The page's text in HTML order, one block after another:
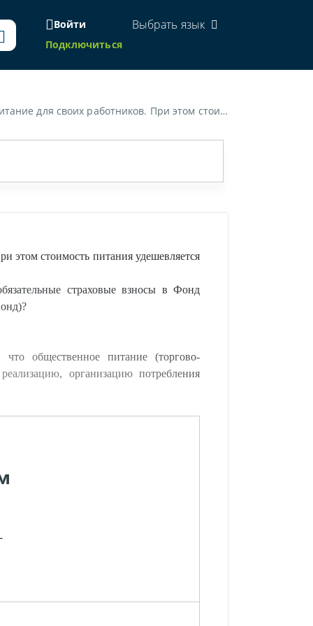
Войти
Подключиться
Выбрать язык
обязательные страховые взносы в Фонд социальной защиты населения Министерства труда и социальной защиты Республики Беларусь?»
этом стоимость питания удешевляется
страховые взносы в Фонд
общественное питание (торгово-
организацию потребления